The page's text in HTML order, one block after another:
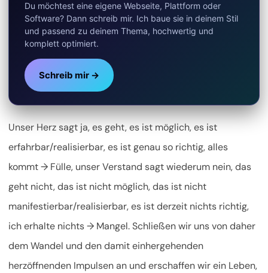
Du möchtest eine eigene Webseite, Plattform oder
Software? Dann schreib mir. Ich baue sie in deinem Stil
und passend zu deinem Thema, hochwertig und
komplett optimiert.
Schreib mir →
Unser Herz sagt ja, es geht, es ist möglich, es ist
erfahrbar/realisierbar, es ist genau so richtig, alles
kommt → Fülle, unser Verstand sagt wiederum nein, das
geht nicht, das ist nicht möglich, das ist nicht
manifestierbar/realisierbar, es ist derzeit nichts richtig,
ich erhalte nichts → Mangel. Schließen wir uns von daher
dem Wandel und den damit einhergehenden
herzöffnenden Impulsen an und erschaffen wir ein Leben,